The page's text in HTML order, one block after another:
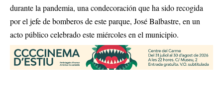
durante la pandemia, una condecoración que ha sido recogida
por el jefe de bomberos de este parque, José Balbastre, en un
acto público celebrado este miércoles en el municipio.